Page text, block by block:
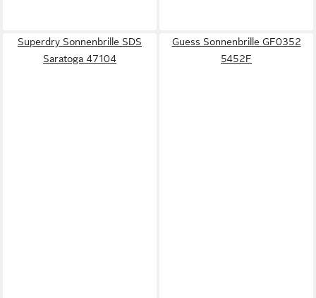
Superdry Sonnenbrille SDS
Saratoga 47104
Guess Sonnenbrille GF0352
5452F